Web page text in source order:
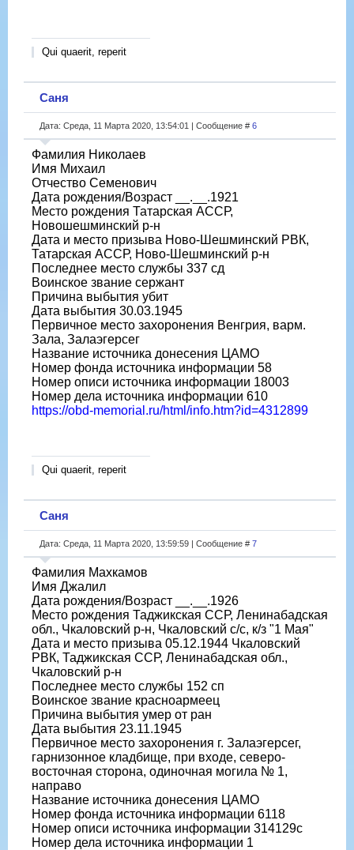
Qui quaerit, reperit
Саня
Дата: Среда, 11 Марта 2020, 13:54:01 | Сообщение # 6
Фамилия Николаев
Имя Михаил
Отчество Семенович
Дата рождения/Возраст __.__.1921
Место рождения Татарская АССР,
Новошешминский р-н
Дата и место призыва Ново-Шешминский РВК,
Татарская АССР, Ново-Шешминский р-н
Последнее место службы 337 сд
Воинское звание сержант
Причина выбытия убит
Дата выбытия 30.03.1945
Первичное место захоронения Венгрия, варм.
Зала, Залаэгерсег
Название источника донесения ЦАМО
Номер фонда источника информации 58
Номер описи источника информации 18003
Номер дела источника информации 610
https://obd-memorial.ru/html/info.htm?id=4312899
Qui quaerit, reperit
Саня
Дата: Среда, 11 Марта 2020, 13:59:59 | Сообщение # 7
Фамилия Махкамов
Имя Джалил
Дата рождения/Возраст __.__.1926
Место рождения Таджикская ССР, Ленинабадская
обл., Чкаловский р-н, Чкаловский с/с, к/з "1 Мая"
Дата и место призыва 05.12.1944 Чкаловский
РВК, Таджикская ССР, Ленинабадская обл.,
Чкаловский р-н
Последнее место службы 152 сп
Воинское звание красноармеец
Причина выбытия умер от ран
Дата выбытия 23.11.1945
Первичное место захоронения г. Залаэгерсег,
гарнизонное кладбище, при входе, северо-
восточная сторона, одиночная могила № 1,
направо
Название источника донесения ЦАМО
Номер фонда источника информации 6118
Номер описи источника информации 314129с
Номер дела источника информации 1